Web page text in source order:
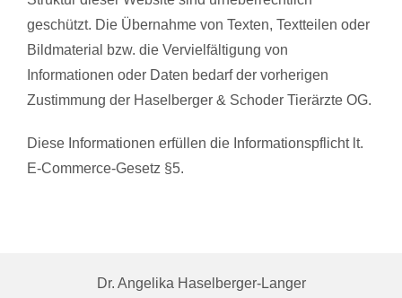
geschützt. Die Übernahme von Texten, Textteilen oder
Bildmaterial bzw. die Vervielfältigung von
Informationen oder Daten bedarf der vorherigen
Zustimmung der Haselberger & Schoder Tierärzte OG.
Diese Informationen erfüllen die Informationspflicht lt.
E-Commerce-Gesetz §5.
Dr. Angelika Haselberger-Langer